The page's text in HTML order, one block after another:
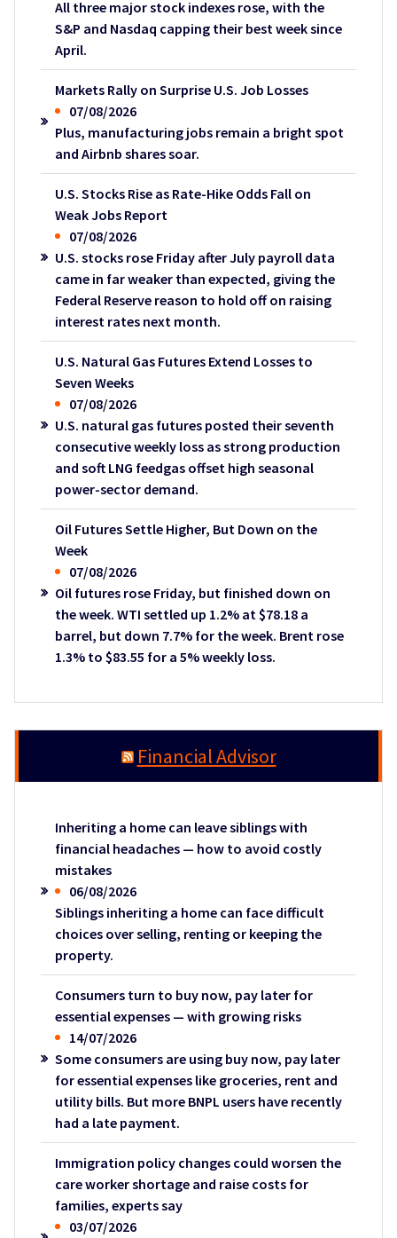
All three major stock indexes rose, with the
S&P and Nasdaq capping their best week since
April.
Markets Rally on Surprise U.S. Job Losses
07/08/2026
Plus, manufacturing jobs remain a bright spot
and Airbnb shares soar.
U.S. Stocks Rise as Rate-Hike Odds Fall on
Weak Jobs Report
07/08/2026
U.S. stocks rose Friday after July payroll data
came in far weaker than expected, giving the
Federal Reserve reason to hold off on raising
interest rates next month.
U.S. Natural Gas Futures Extend Losses to
Seven Weeks
07/08/2026
U.S. natural gas futures posted their seventh
consecutive weekly loss as strong production
and soft LNG feedgas offset high seasonal
power-sector demand.
Oil Futures Settle Higher, But Down on the
Week
07/08/2026
Oil futures rose Friday, but finished down on
the week. WTI settled up 1.2% at $78.18 a
barrel, but down 7.7% for the week. Brent rose
1.3% to $83.55 for a 5% weekly loss.
Financial Advisor
Inheriting a home can leave siblings with
financial headaches — how to avoid costly
mistakes
06/08/2026
Siblings inheriting a home can face difficult
choices over selling, renting or keeping the
property.
Consumers turn to buy now, pay later for
essential expenses — with growing risks
14/07/2026
Some consumers are using buy now, pay later
for essential expenses like groceries, rent and
utility bills. But more BNPL users have recently
had a late payment.
Immigration policy changes could worsen the
care worker shortage and raise costs for
families, experts say
03/07/2026